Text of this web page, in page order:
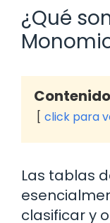
¿Qué
click para
Las tablas
clasificar y